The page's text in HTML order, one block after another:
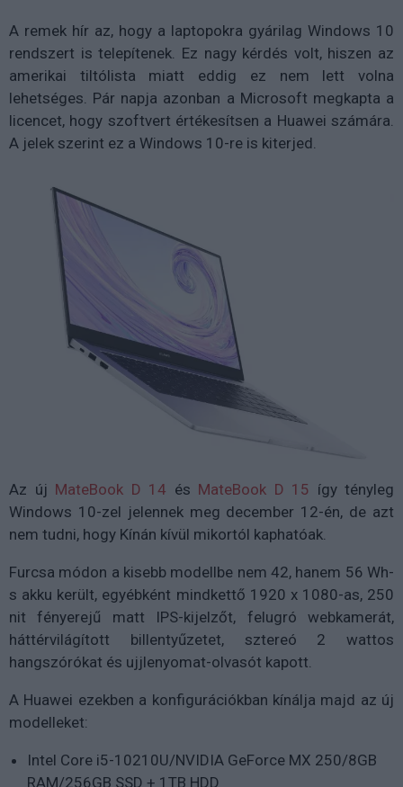
A remek hír az, hogy a laptopokra gyárilag Windows 10
rendszert is telepítenek. Ez nagy kérdés volt, hiszen az
amerikai tiltólista miatt eddig ez nem lett volna
lehetséges. Pár napja azonban a Microsoft megkapta a
licencet, hogy szoftvert értékesítsen a Huawei számára.
A jelek szerint ez a Windows 10-re is kiterjed.
Az új MateBook D 14 és MateBook D 15 így tényleg
Windows 10-zel jelennek meg december 12-én, de azt
nem tudni, hogy Kínán kívül mikortól kaphatóak.
Furcsa módon a kisebb modellbe nem 42, hanem 56 Wh-
s akku került, egyébként mindkettő 1920 x 1080-as, 250
nit fényerejű matt IPS-kijelzőt, felugró webkamerát,
háttérvilágított billentyűzetet, sztereó 2 wattos
hangszórókat és ujjlenyomat-olvasót kapott.
A Huawei ezekben a konfigurációkban kínálja majd az új
modelleket:
Intel Core i5-10210U/NVIDIA GeForce MX 250/8GB
RAM/256GB SSD + 1TB HDD